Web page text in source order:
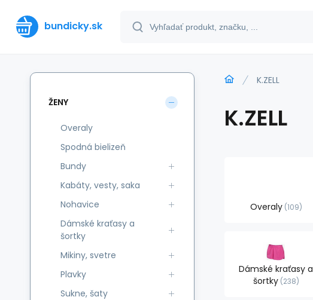
bundicky.sk
K.ZELL
K.ZELL
Overaly 109
Dámské kraťasy a
šortky 238
ŽENY
Overaly
Spodná bielizeň
Bundy
Kabáty, vesty, saka
Nohavice
Dámské kraťasy a
šortky
Mikiny, svetre
Plavky
Sukne, šaty